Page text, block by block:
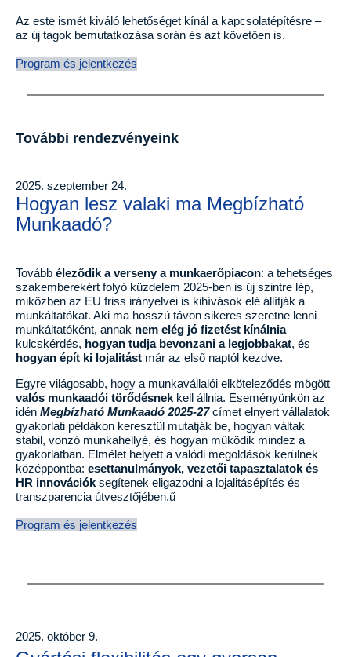
Az este ismét kiváló lehetőséget kínál a kapcsolatépítésre –
az új tagok bemutatkozása során és azt követően is.
Program és jelentkezés
További rendezvényeink
2025. szeptember 24.
Hogyan lesz valaki ma Megbízható
Munkaadó?
Tovább éleződik a verseny a munkaerőpiacon: a tehetséges
szakemberekért folyó küzdelem 2025-ben is új szintre lép,
miközben az EU friss irányelvei is kihívások elé állítják a
munkáltatókat. Aki ma hosszú távon sikeres szeretne lenni
munkáltatóként, annak nem elég jó fizetést kínálnia–
kulcskérdés, hogyan tudja bevonzani a legjobbakat, és
hogyan épít ki lojalitást már az első naptól kezdve.
Egyre világosabb, hogy a munkavállalói elköteleződés mögött
valós munkaadói törődésnek kell állnia. Eseményünkön az
idén Megbízható Munkaadó 2025-27címet elnyert vállalatok
gyakorlati példákon keresztül mutatják be, hogyan váltak
stabil, vonzó munkahellyé, és hogyan működik mindez a
gyakorlatban. Elmélet helyett a valódi megoldások kerülnek
középpontba: esettanulmányok, vezetői tapasztalatok és
HR innovációk segítenek eligazodni a lojalitásépítés és
transzparencia útvesztőjében.ű
Program és jelentkezés
2025. október 9.